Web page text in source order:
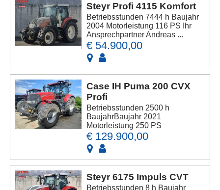
Steyr Profi 4115 Komfort
Betriebsstunden 7444 h Baujahr
2004 Motorleistung 116 PS Ihr
Ansprechpartner Andreas ...
€ 54.900,00
Case IH Puma 200 CVX
Profi
Betriebsstunden 2500 h
BaujahrBaujahr 2021
Motorleistung 250 PS
€ 129.900,00
Steyr 6175 Impuls CVT
Betriebsstunden 8 h Baujahr